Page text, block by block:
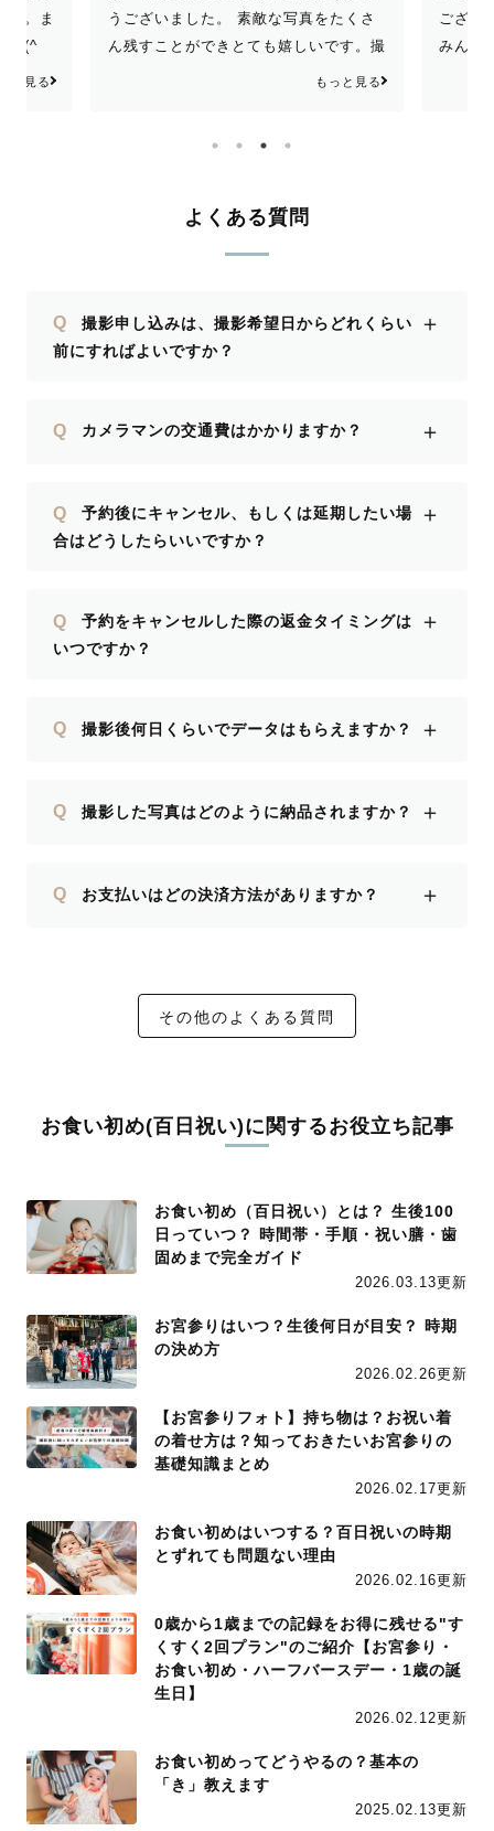
た。ま
た(^
と見る
うございました。 素敵な写真をたくさ
ん残すことができとても嬉しいです。撮
影がすごく楽しくて、自然体で、一生の
てくださり、お祝いしてくれた親族全員
に…。慣れない育児で戸惑いもある日々
ですが、今回の撮影での思い出が私の心
を楽しみにしております。
もっと見る
ござい
みんな
よくある質問
Q
撮影申し込みは、撮影希望日からどれくらい
前にすればよいですか？
＋
Q カメラマンの交通費はかかりますか？ ＋
Q
予約後にキャンセル、もしくは延期したい場
合はどうしたらいいですか？
＋
Q
予約をキャンセルした際の返金タイミングは
いつですか？
＋
Q 撮影後何日くらいでデータはもらえますか？ ＋
Q 撮影した写真はどのように納品されますか？ ＋
Q お支払いはどの決済方法がありますか？ ＋
その他のよくある質問
お食い初め(百日祝い)に関するお役立ち記事
お食い初め（百日祝い）とは？ 生後100
日っていつ？ 時間帯・手順・祝い膳・歯
固めまで完全ガイド
2026.03.13更新
お宮参りはいつ？生後何日が目安？ 時期
の決め方
2026.02.26更新
【お宮参りフォト】持ち物は？お祝い着
の着せ方は？知っておきたいお宮参りの
基礎知識まとめ
2026.02.17更新
お食い初めはいつする？百日祝いの時期
とずれても問題ない理由
2026.02.16更新
0歳から1歳までの記録をお得に残せる"す
くすく2回プラン"のご紹介【お宮参り・
お食い初め・ハーフバースデー・1歳の誕
生日】
2026.02.12更新
お食い初めってどうやるの？基本の
「き」教えます
2025.02.13更新